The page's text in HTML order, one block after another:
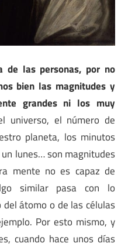
de las personas, por no
bien las magnitudes y
grandes ni los muy
universo, el número de
planeta, los minutos
lunes… son magnitudes
mente no es capaz de
similar pasa con lo
átomo o de las células
Por esto mismo, y
cuando hace unos días